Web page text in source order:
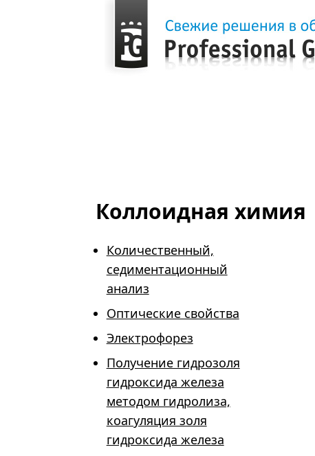
Коллоидная химия
Количественный,
седиментационный
анализ
Оптические свойства
Электрофорез
Получение гидрозоля
гидроксида железа
методом гидролиза,
коагуляция золя
гидроксида железа